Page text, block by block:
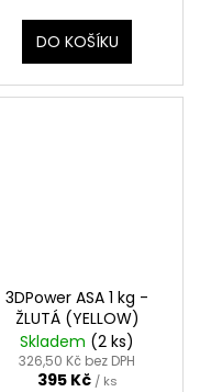
DO KOŠÍKU
3DPower ASA 1 kg -
ŽLUTÁ (YELLOW)
Skladem (2 ks)
326,50 Kč bez DPH
395 Kč / ks